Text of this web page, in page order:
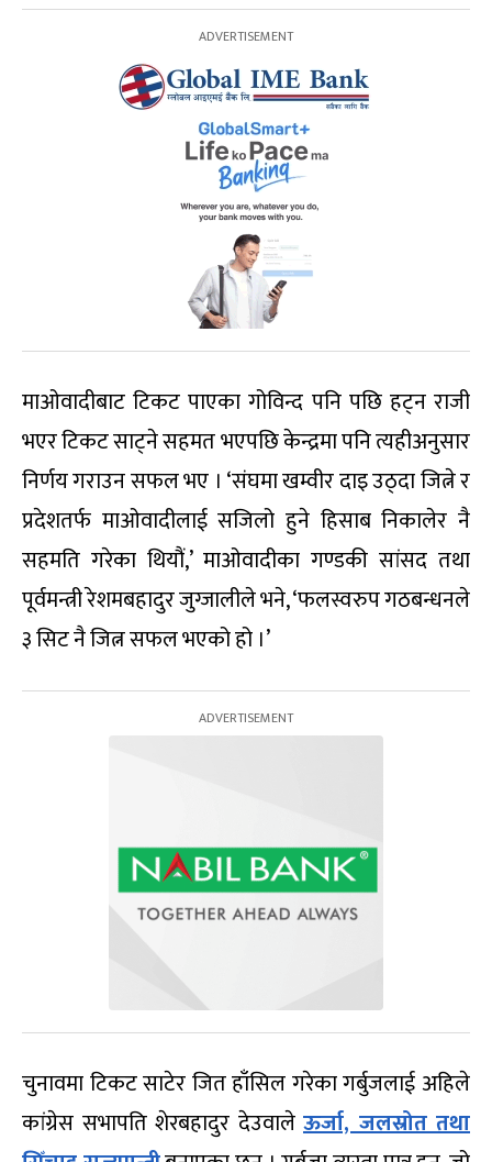
माओवादीबाट टिकट पाएका गोविन्द पनि पछि हट्न राजी
भएर टिकट साट्ने सहमत भएपछि केन्द्रमा पनि त्यहीअनुसार
निर्णय गराउन सफल भए । ‘संघमा खम्वीर दाइ उठ्दा जित्ने र
प्रदेशतर्फ माओवादीलाई सजिलो हुने हिसाब निकालेर नै
सहमति गरेका थियौं,’ माओवादीका गण्डकी सांसद तथा
पूर्वमन्त्री रेशमबहादुर जुग्जालीले भने, ‘फलस्वरुप गठबन्धनले
३ सिट नै जित्न सफल भएको हो ।’
चुनावमा टिकट साटेर जित हाँसिल गरेका गर्बुजलाई अहिले
कांग्रेस सभापति शेरबहादुर देउवाले ऊर्जा, जलस्रोत तथा